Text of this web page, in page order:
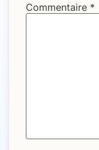
Commentaire *